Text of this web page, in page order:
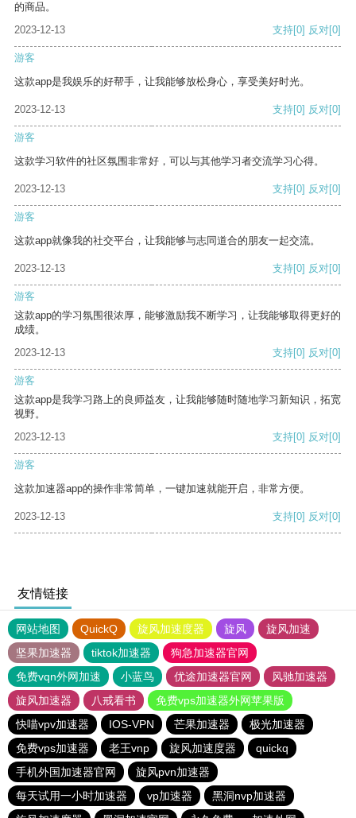
的商品。
2023-12-13
支持[0] 反对[0]
游客
这款app是我娱乐的好帮手，让我能够放松身心，享受美好时光。
2023-12-13 支持[0] 反对[0]
游客
这款学习软件的社区氛围非常好，可以与其他学习者交流学习心得。
2023-12-13 支持[0] 反对[0]
游客
这款app就像我的社交平台，让我能够与志同道合的朋友一起交流。
2023-12-13 支持[0] 反对[0]
游客
这款app的学习氛围很浓厚，能够激励我不断学习，让我能够取得更好的
成绩。
2023-12-13
支持[0] 反对[0]
游客
这款app是我学习路上的良师益友，让我能够随时随地学习新知识，拓宽
视野。
2023-12-13
支持[0] 反对[0]
游客
这款加速器app的操作非常简单，一键加速就能开启，非常方便。
2023-12-13 支持[0] 反对[0]
友情链接
网站地图 QuickQ 旋风加速度器 旋风
旋风加速
坚果加速器
tiktok加速器
狗急加速器官网
免费vqn外网加速
小蓝鸟 优途加速器官网
风驰加速器
旋风加速器
八戒看书
免费vps加速器外网苹果版
快喵vpv加速器
IOS-VPN 芒果加速器
极光加速器
免费vps加速器
老王vnp 旋风加速度器
quickq
手机外国加速器官网
旋风pvn加速器
每天试用一小时加速器
vp加速器
黑洞nvp加速器